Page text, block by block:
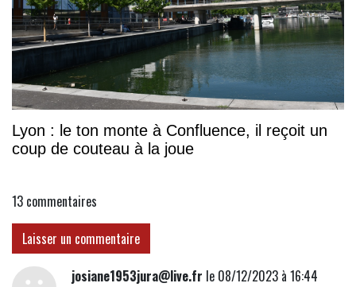
Lyon : le ton monte à Confluence, il reçoit un
coup de couteau à la joue
13 commentaires
Laisser un commentaire
josiane1953jura@live.fr le 08/12/2023 à 16:44